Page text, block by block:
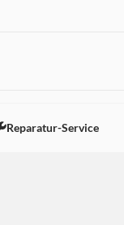
Reparatur-Service